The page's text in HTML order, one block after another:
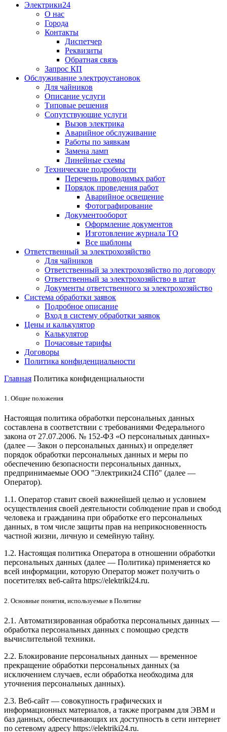
Электрики24
О нас
Города
Контакты
Диспетчер
Реквизиты
Обратная связь
Запрос КП
Обслуживание электроустановок
Для чайников
Описание услуги
Типовые решения
Сопутствующие услуги
Вызов электрика
Аварийное обслуживание
Работы по заявкам
Замена ламп
Линейные схемы
Технические подробности
Перечень проводимых работ
Порядок проведения работ
Аварийное освещение
Фотографирование
Документооборот
Оформление документов
Изготовление журнала ТО
Все шаблоны
Ответственный за электрохозяйство
Для чайников
Ответственный за электрохозяйство по договору
Ответственный за электрохозяйство в штат
Документы ответственного за электрохозяйство
Система обработки заявок
Подробное описание
Вход в систему обработки заявок
Цены и калькулятор
Калькулятор
Почасовые тарифы
Договоры
Политика конфиденциальности
Главная Политика конфиденциальности
1. Общие положения
Настоящая политика обработки персональных данных
составлена в соответствии с требованиями Федерального
закона от 27.07.2006. № 152-ФЗ «О персональных данных»
(далее — Закон о персональных данных) и определяет
порядок обработки персональных данных и меры по
обеспечению безопасности персональных данных,
предпринимаемые ООО "Электрики24 СПб" (далее —
Оператор).
1.1. Оператор ставит своей важнейшей целью и условием
осуществления своей деятельности соблюдение прав и свобод
человека и гражданина при обработке его персональных
данных, в том числе защиты прав на неприкосновенность
частной жизни, личную и семейную тайну.
1.2. Настоящая политика Оператора в отношении обработки
персональных данных (далее — Политика) применяется ко
всей информации, которую Оператор может получить о
посетителях веб-сайта https://elektriki24.ru.
2. Основные понятия, используемые в Политике
2.1. Автоматизированная обработка персональных данных —
обработка персональных данных с помощью средств
вычислительной техники.
2.2. Блокирование персональных данных — временное
прекращение обработки персональных данных (за
исключением случаев, если обработка необходима для
уточнения персональных данных).
2.3. Веб-сайт — совокупность графических и
информационных материалов, а также программ для ЭВМ и
баз данных, обеспечивающих их доступность в сети интернет
по сетевому адресу https://elektriki24.ru.